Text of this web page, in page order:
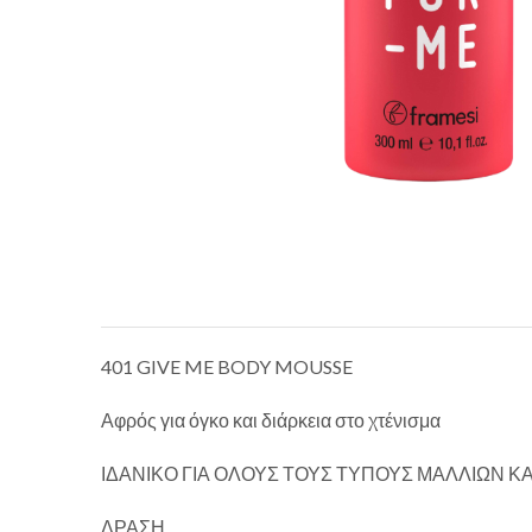
401 GIVE ME BODY MOUSSE
Αφρός για όγκο και διάρκεια στο χτένισμα
ΙΔΑΝΙΚΟ ΓΙΑ ΟΛΟΥΣ ΤΟΥΣ ΤΥΠΟΥΣ ΜΑΛΛΙΩΝ
ΔΡΑΣΗ